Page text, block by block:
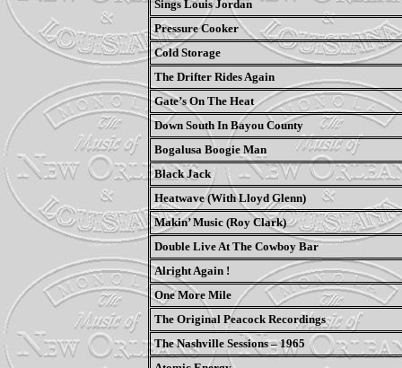
Sings Louis Jordan
Pressure Cooker
Cold Storage
The Drifter Rides Again
Gate’s On The Heat
Down South In Bayou County
Bogalusa Boogie Man
Black Jack
Heatwave (With Lloyd Glenn)
Makin’ Music (Roy Clark)
Double Live At The Cowboy Bar
Alright Again !
One More Mile
The Original Peacock Recordings
The Nashville Sessions – 1965